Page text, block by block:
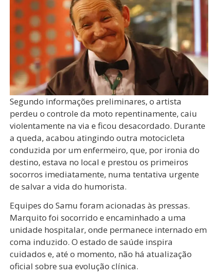
Segundo informações preliminares, o artista
perdeu o controle da moto repentinamente, caiu
violentamente na via e ficou desacordado. Durante
a queda, acabou atingindo outra motocicleta
conduzida por um enfermeiro, que, por ironia do
destino, estava no local e prestou os primeiros
socorros imediatamente, numa tentativa urgente
de salvar a vida do humorista.
Equipes do Samu foram acionadas às pressas.
Marquito foi socorrido e encaminhado a uma
unidade hospitalar, onde permanece internado em
coma induzido. O estado de saúde inspira
cuidados e, até o momento, não há atualização
oficial sobre sua evolução clínica.